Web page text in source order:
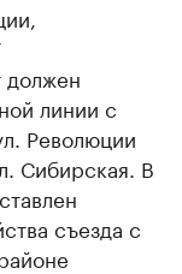
должен
линии с
Революции
Сибирская. В
съезда с